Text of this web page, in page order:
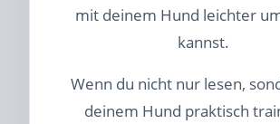
mit deinem Hund leichter
kannst.
Wenn du nicht nur lesen,
deinem Hund praktisch